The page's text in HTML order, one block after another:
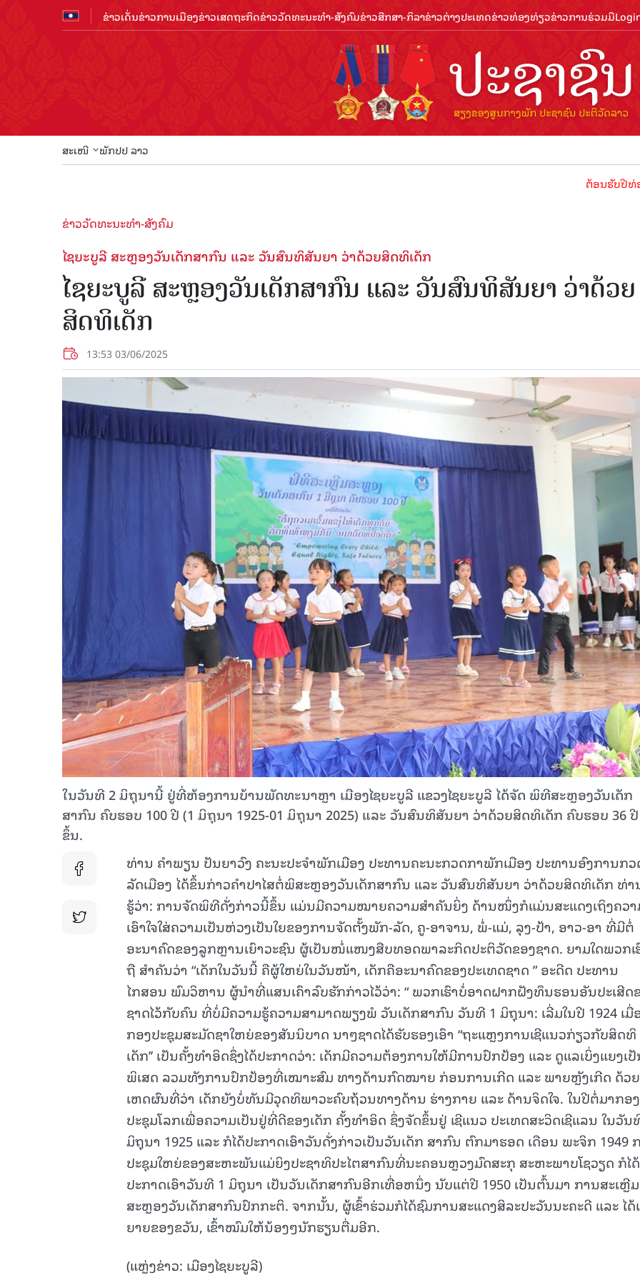
ຂ່າວເດັ່ນຂ່າວການເມືອງຂ່າວເສດຖະກິດຂ່າວວັດທະນະທຳ-ສັງຄົມຂ່າວສືກສາ-ກິລາຂ່າວຕ່າງປະເທດຂ່າວທ່ອງທ່ຽວຂ່າວການຮ່ວມມື
ສະເໜີ ພັກປປ ລາວ
ຕ້ອນຮັບປີທ່ອງທ່ຽ
ຂ່າວວັດທະນະທຳ-ສັງຄົມ
ໄຊຍະບູລີ ສະຫຼອງວັນເດັກສາກົນ ແລະ ວັນສົນທິສັນຍາ ວ່າດ້ວຍສິດທິເດັກ
ໄຊຍະບູລີ ສະຫຼອງວັນເດັກສາກົນ ແລະ ວັນສົນທິສັນຍາ ວ່າດ້ວຍ
ສິດທິເດັກ
13:53 03/06/2025
ໃນວັນທີ 2 ມິຖຸນານີ້ ຢູ່ທີ່ຫ້ອງການບ້ານພັດທະນາຫຼາ ເມືອງໄຊຍະບູລີ ແຂວງໄຊຍະບູລີ ໄດ້ຈັດ ພິທີສະຫຼອງວັນເດັກ
ສາກົນ ຄົບຮອບ 100 ປີ (1 ມິຖຸນາ 1925-01 ມິຖຸນາ 2025) ແລະ ວັນສົນທິສັນຍາ ວ່າດ້ວຍສິດທິເດັກ ຄົບຮອບ 36 ປີ
ຂຶ້ນ.
ທ່ານ ຄໍາພຽນ ປັນຍາວົງ ຄະນະປະຈໍາພັກເມືອງ ປະທານຄະນະກວດກາພັກເມືອງ ປະທານອົງການກ
ລັດເມືອງ ໄດ້ຂຶ້ນກ່າວຄໍາປາໄສຕໍ່ພິສະຫຼອງວັນເດັກສາກົນ ແລະ ວັນສົນທິສັນຍາ ວ່າດ້ວຍສິດທິເດັກ ທ່າ
ຮູ້ວ່າ: ການຈັດພິທີດັ່ງກ່າວນີ້ຂຶ້ນ ແມ່ນມີຄວາມໝາຍຄວາມສໍາຄັນຍິ່ງ ດ້ານໜຶ່ງກໍແມ່ນສະແດງເຖິງຄວ
ເອົາໃຈໃສ່ຄວາມເປັນຫ່ວງເປັນໃຍຂອງການຈັດຕັ້ງພັກ-ລັດ, ຄູ-ອາຈານ, ພໍ່-ແມ່, ລຸງ-ປ້າ, ອາວ-ອາ ທີ່ມີຕໍ່
ອະນາຄົດຂອງລູກຫຼານເຍົາວະຊົນ ຜູ້ເປັນໜໍ່ແໜງສືບທອດພາລະກິດປະຕິວັດຂອງຊາດ. ຍາມໃດພວກເ
ຖື ສໍາຄັນວ່າ “ເດັກໃນວັນນີ້ ຄືຜູ້ໃຫຍ່ໃນວັນໜ້າ, ເດັກຄືອະນາຄົດຂອງປະເທດຊາດ ” ອະດີດ ປະທານ
ໄກສອນ ພົມວິຫານ ຜູ້ນໍາທີ່ແສນເຄົາລົບຮັກກ່າວໄວ້ວ່າ: “ ພວກເຮົາບໍ່ອາດຝາກຝັງທຶນຮອນອັນປະເສີດ
ຊາດໄວ້ກັບຄົນ ທີ່ບໍ່ມີຄວາມຮູ້ຄວາມສາມາດພຽງພໍ ວັນເດັກສາກົນ ວັນທີ 1 ມິຖຸນາ: ເລີ່ມໃນປີ 1924 ເມື່
ກອງປະຊຸມສະມັດຊາໃຫຍ່ຂອງສັນນິບາດ ນາໆຊາດໄດ້ຮັບຮອງເອົາ “ຖະແຫຼງການເຊີແນວກ່ຽວກັບສິດທິ
ເດັກ’’ ເປັນຄັ້ງທໍາອິດຊຶ່ງໄດ້ປະກາດວ່າ: ເດັກມີຄວາມຕ້ອງການໃຫ້ມີການປົກປ້ອງ ແລະ ດູແລເບິ່ງແຍງເ
ພິເສດ ລວມທັງການປົກປ້ອງທີ່ເໝາະສົມ ທາງດ້ານກົດໝາຍ ກ່ອນການເກີດ ແລະ ພາຍຫຼັງເກີດ ດ້ວຍ
ເຫດຜົນທີ່ວ່າ ເດັກຍັງບໍ່ທັນມີວຸດທິພາວະຄົບຖ້ວນທາງດ້ານ ຮ່າງກາຍ ແລະ ດ້ານຈິດໃຈ. ໃນປີຕໍ່ມາກອງ
ປະຊຸມໂລກເພື່ອຄວາມເປັນຢູ່ທີ່ດີຂອງເດັກ ຄັ້ງທໍາອິດ ຊຶ່ງຈັດຂຶ້ນຢູ່ ເຊີແນວ ປະເທດສະວິດເຊີແລນ ໃນວັນ
ມິຖຸນາ 1925 ແລະ ກໍໄດ້ປະກາດເອົາວັນດັ່ງກ່າວເປັນວັນເດັກ ສາກົນ ຕົກມາຮອດ ເດືອນ ພະຈິກ 1949
ປະຊຸມໃຫຍ່ຂອງສະຫະພັນແມ່ຍິງປະຊາທິປະໄຕສາກົນທີ່ນະຄອນຫຼວງມົດສະກຸ ສະຫະພາບໂຊວຽດ ກໍໄດ້
ປະກາດເອົາວັນທີ 1 ມິຖຸນາ ເປັນວັນເດັກສາກົນອີກເທື່ອຫນຶ່ງ ນັບແຕ່ປີ 1950 ເປັນຕົ້ນມາ ການສະເຫຼີມ
ສະຫຼອງວັນເດັກສາກົນປົກກະຕິ. ຈາກນັ້ນ, ຜູ້ເຂົ້າຮ່ວມກໍໄດ້ຊົມການສະແດງສິລະປະວັນນະຄະດີ ແລະ ໄ
ຍາຍຂອງຂວັນ, ເຂົ້າໝົມໃຫ້ນ້ອງໆນັກຮຽນຕື່ມອີກ.
(ແຫຼ່ງຂ່າວ: ເມືອງໄຊຍະບູລີ)
15.040(07-08-